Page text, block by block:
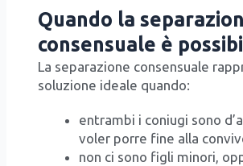
Quando la
consensuale è
La sepa­ra­zio­ne con­sen­sua­le
solu­zio­ne idea­le quan­do:
entram­bi i coniu­gi sono
voler por­re fine alla
non ci sono figli mino­ri,